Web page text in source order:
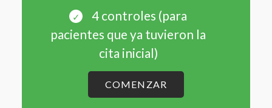
4 controles (para
pacientes que ya tuvieron la
cita inicial)
COMENZAR